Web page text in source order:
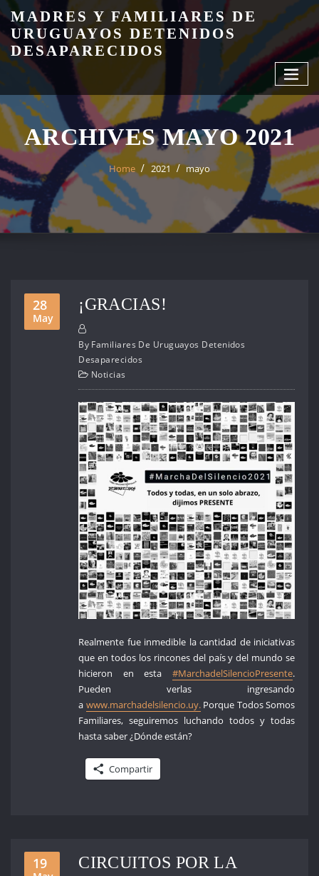
Skip
content
MADRES Y FAMILIARES DE
URUGUAYOS DETENIDOS
DESAPARECIDOS
ARCHIVES MAYO 2021
Home 2021 mayo
28
May
¡GRACIAS!
By Familiares De Uruguayos Detenidos
Desaparecidos
Noticias
Realmente fue inmedible la cantidad de iniciativas
que en todos los rincones del país y del mundo se
hicieron en esta#MarchadelSilencioPresente.
Pueden verlas ingresando
a www.marchadelsilencio.uy.Porque Todos Somos
Familiares, seguiremos luchando todos y todas
hasta saber ¿Dónde están?
Compartir
19
CIRCUITOS POR LA